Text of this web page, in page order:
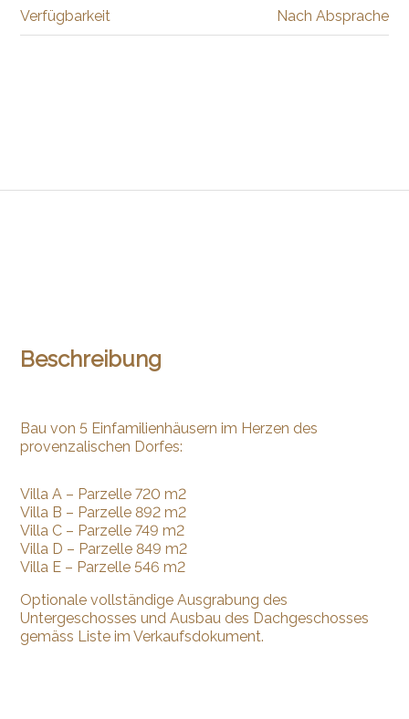
Beschreibung
Bau von 5 Einfamilienhäusern im Herzen des
provenzalischen Dorfes:
Villa A – Parzelle 720 m2
Villa B – Parzelle 892 m2
Villa C – Parzelle 749 m2
Villa D – Parzelle 849 m2
Villa E – Parzelle 546 m2
Optionale vollständige Ausgrabung des
Untergeschosses und Ausbau des Dachgeschosses
gemäss Liste im Verkaufsdokument.
Verfügbarkeit Nach Absprache